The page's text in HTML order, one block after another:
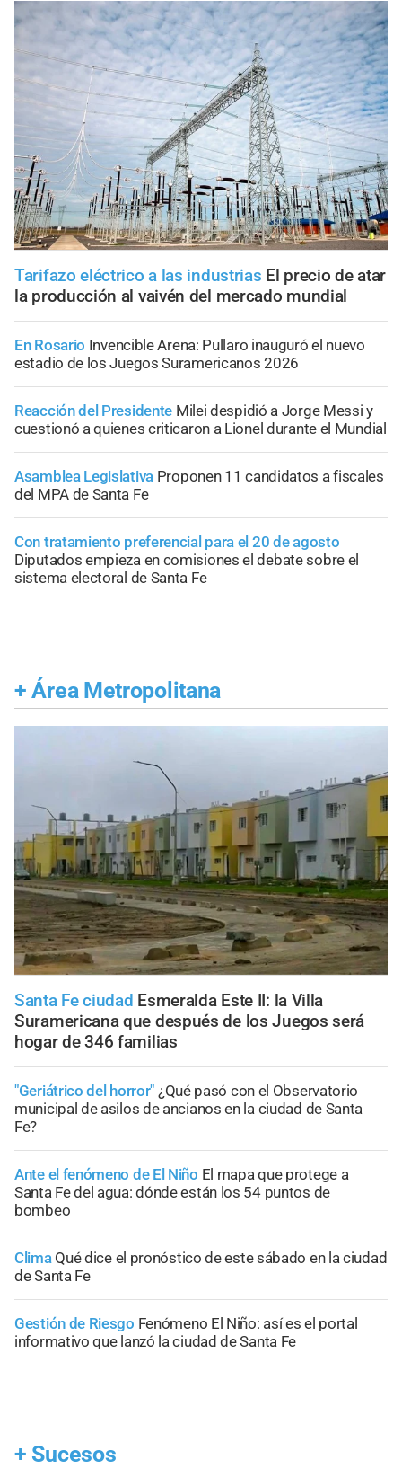
Tarifazo eléctrico a las industrias El precio de atar
la producción al vaivén del mercado mundial
En Rosario Invencible Arena: Pullaro inauguró el nuevo
estadio de los Juegos Suramericanos 2026
Reacción del Presidente Milei despidió a Jorge Messi y
cuestionó a quienes criticaron a Lionel durante el Mundial
Asamblea Legislativa Proponen 11 candidatos a fiscales
del MPA de Santa Fe
Con tratamiento preferencial para el 20 de agosto
Diputados empieza en comisiones el debate sobre el
sistema electoral de Santa Fe
+ Área Metropolitana
Santa Fe ciudad Esmeralda Este II: la Villa
Suramericana que después de los Juegos será
hogar de 346 familias
"Geriátrico del horror" ¿Qué pasó con el Observatorio
municipal de asilos de ancianos en la ciudad de Santa
Fe?
Ante el fenómeno de El Niño El mapa que protege a
Santa Fe del agua: dónde están los 54 puntos de
bombeo
Clima Qué dice el pronóstico de este sábado en la ciudad
de Santa Fe
Gestión de Riesgo Fenómeno El Niño: así es el portal
informativo que lanzó la ciudad de Santa Fe
+ Sucesos